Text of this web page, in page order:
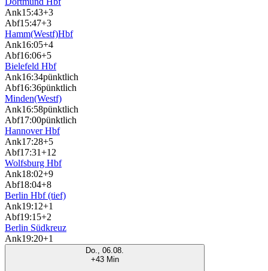
Ank15:43+3
Abf15:47+3
Hamm(Westf)Hbf
Ank16:05+4
Abf16:06+5
Bielefeld Hbf
Ank16:34pünktlich
Abf16:36pünktlich
Minden(Westf)
Ank16:58pünktlich
Abf17:00pünktlich
Hannover Hbf
Ank17:28+5
Abf17:31+12
Wolfsburg Hbf
Ank18:02+9
Abf18:04+8
Berlin Hbf (tief)
Ank19:12+1
Abf19:15+2
Berlin Südkreuz
Ank19:20+1
Do., 06.08.
+43 Min